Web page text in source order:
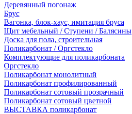
Деревянный погонаж
Брус
Вагонка, блок-хаус, имитация бруса
Щит мебельный / Ступени / Балясины
Доска для пола, строительная
Поликарбонат / Оргстекло
Комплектующие для поликарбоната
Оргстекло
Поликарбонат монолитный
Поликарбонат профилированный
Поликарбонат сотовый прозрачный
Поликарбонат сотовый цветной
ВЫСТАВКА поликарбонат